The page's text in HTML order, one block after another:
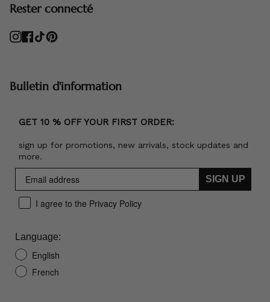
Rester connecté
Instagram
Facebook
TikTokPinterest
Bulletin d'information
GET 10 % OFF YOUR FIRST ORDER:
sign up for promotions, new arrivals, stock updates and
more.
SIGN UP
I agree to the Privacy Policy
Language:
English
French